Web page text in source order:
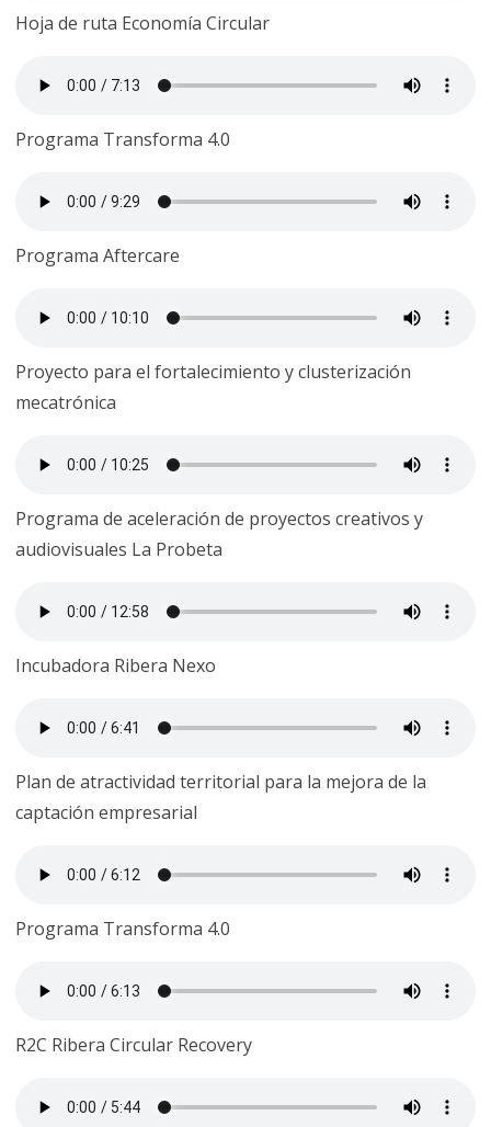
Hoja de ruta Economía Circular
Programa Transforma 4.0
Programa Aftercare
Proyecto para el fortalecimiento y clusterización
mecatrónica
Programa de aceleración de proyectos creativos y
audiovisuales La Probeta
Incubadora Ribera Nexo
Plan de atractividad territorial para la mejora de la
captación empresarial
Programa Transforma 4.0
R2C Ribera Circular Recovery